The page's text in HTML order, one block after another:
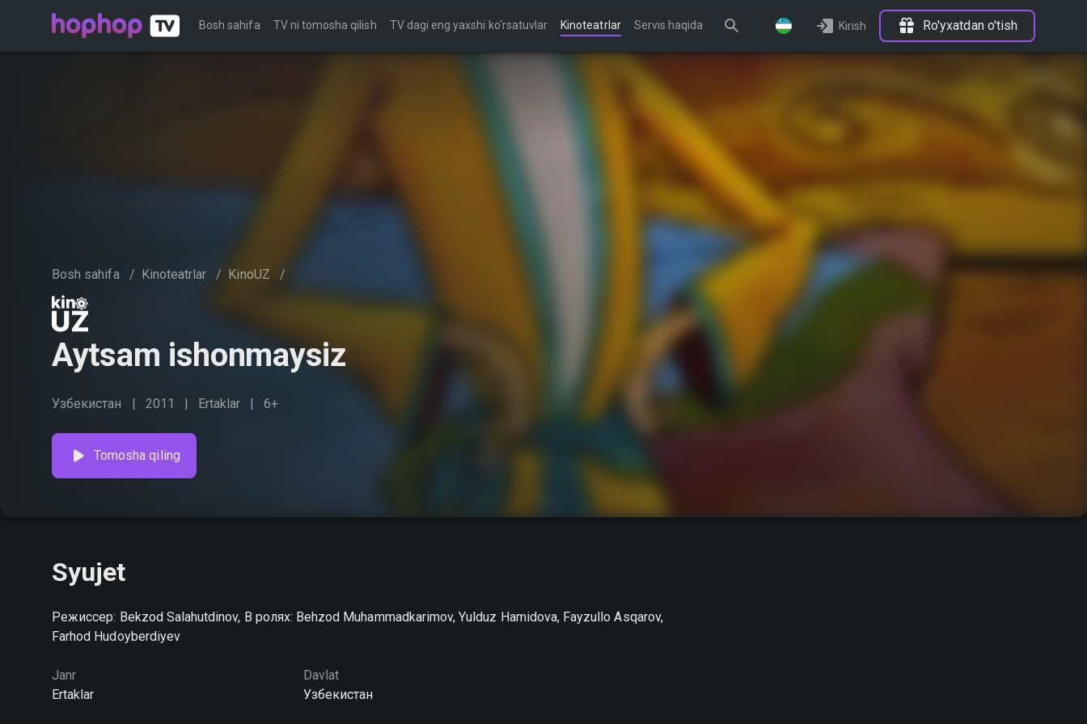
Bosh sahifa TV ni tomosha qilish TV dagi eng yaxshi ko‘rsatuvlar Kinoteatrlar Servis haqida Kirish Ro'yxatdan o'tish
Bosh sahifa / Kinoteatrlar / KinoUZ /
Aytsam ishonmaysiz
Узбекистан 2011 Ertaklar 6+
Tomosha qiling
Syujet
Режиссер: Bekzod Salahutdinov, В ролях: Behzod Muhammadkarimov, Yulduz Hamidova, Fayzullo Asqarov,
Farhod Hudoyberdiyev
Janr
Ertaklar
Davlat
Узбекистан